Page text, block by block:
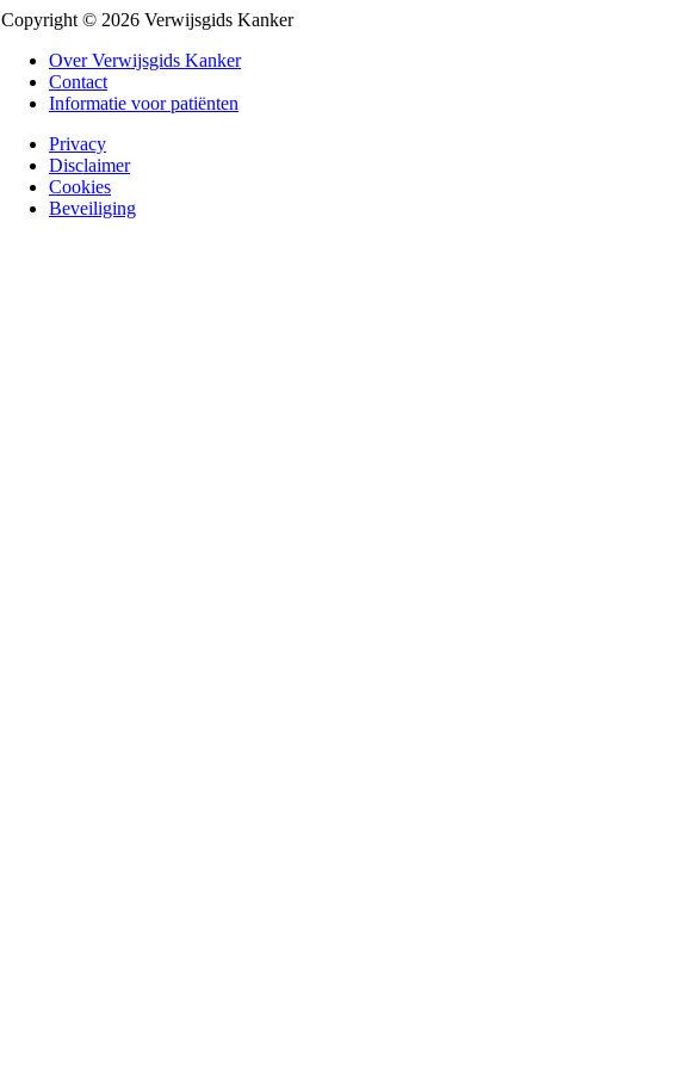
Copyright © 2026 Verwijsgids Kanker
Over Verwijsgids Kanker
Contact
Informatie voor patiënten
Privacy
Disclaimer
Cookies
Beveiliging